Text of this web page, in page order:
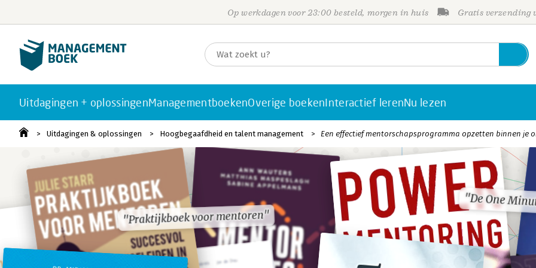
Op werkdagen voor 23:00 besteld, morgen in huis Gratis verzending
Uitdagingen + oplossingenManagementboekenOverige boekenInteractief lerenNu lezen
Uitdagingen & oplossingen Hoogbegaafdheid en talent management Een effectief mentorschapsprogramma opzetten binnen je
"Praktijkboek voor mentoren"
"De One
"Praktijkboek voor mentoren"
"De One